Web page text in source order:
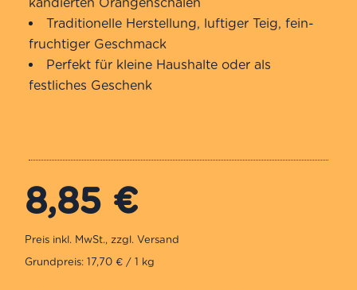
Traditionelle Herstellung, luftiger Teig, fein-
fruchtiger Geschmack
Perfekt für kleine Haushalte oder als
festliches Geschenk
8,85 €
Grundpreis: 17,70 € / 1 kg